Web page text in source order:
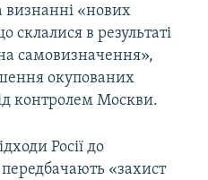
визнанні «нових
склалися в результаті
на самовизначення»,
окупованих
контролем Москви.
Росії до
«захист